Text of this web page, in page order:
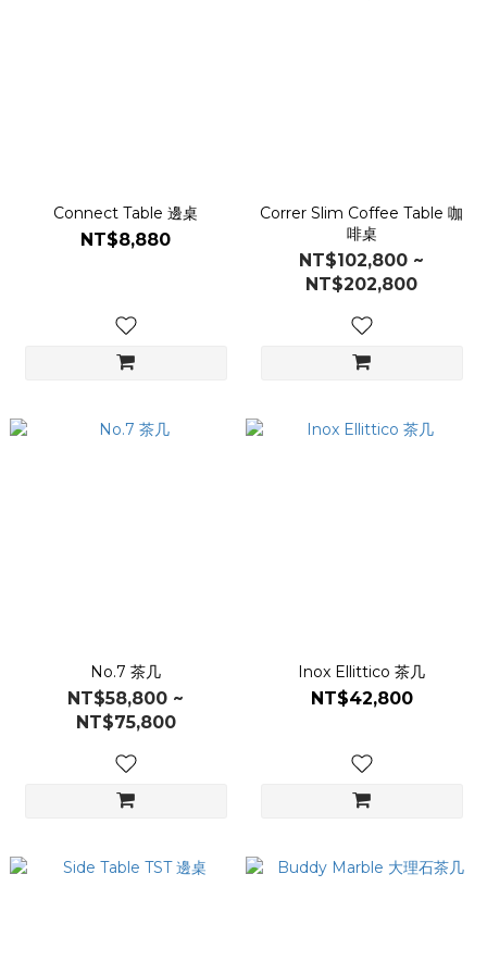
Connect Table 邊桌
NT$8,880
Correr Slim Coffee Table 咖
啡桌
NT$102,800 ~
NT$202,800
No.7 茶几
NT$58,800 ~
NT$75,800
Inox Ellittico 茶几
NT$42,800